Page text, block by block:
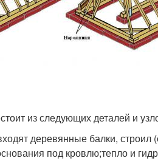
из следующих деталей и
деревянные балки,
под кровлю;тепло и